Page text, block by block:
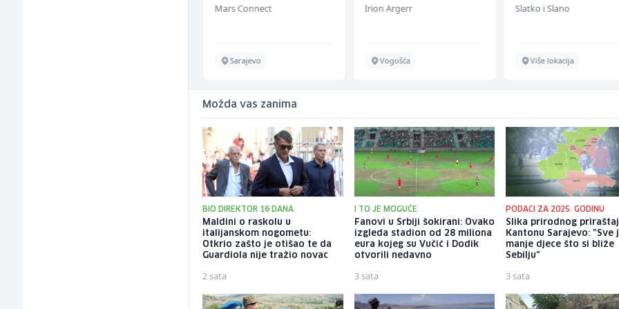
Mars Connect
Sarajevo
Irion Argerr
Vogošća
Slatko i Slano
Više lokacija
Možda vas zanima
BIO DIREKTOR 16 DANA
Maldini o raskolu u
italijanskom nogometu:
Otkrio zašto je otišao te da
Guardiola nije tražio novac
2 sata
I TO JE MOGUĆE
Fanovi u Srbiji šokirani: Ovako
izgleda stadion od 28 miliona
eura kojeg su Vučić i Dodik
otvorili nedavno
3 sata
PODACI ZA 2025. GODINU
Slika prirodnog
Kantonu Sarajevo: "Sve
manje djece što si bliže
Sebilju"
3 sata